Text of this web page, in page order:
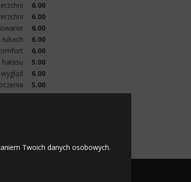
Twoich danych osobowych.
6.00
6.00
6.00
6.00
6.00
5.00
wygląd
6.00
5.00
zużycie
6.00